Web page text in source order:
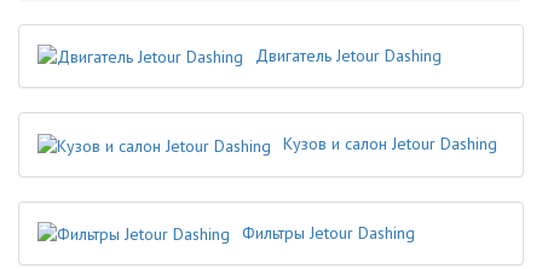
Двигатель Jetour Dashing
Кузов и салон Jetour Dashing
Фильтры Jetour Dashing